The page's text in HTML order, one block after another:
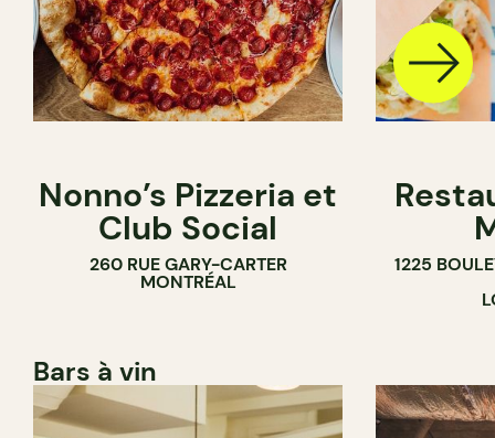
Nonno’s Pizzeria et
Club Social
260 RUE GARY-CARTER
MONTRÉAL
1225
Bars à vin